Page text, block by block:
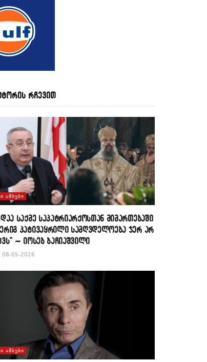
რჩევით
ᲐᲛᲑᲔᲑᲘ
საქმე საპატრიარქოსთან მიმართებაში
პატივაყრილი სამღვდელოება ჯერ არ
– იოსებ ბაჩიაშვილი
05-2026
ᲐᲛᲑᲔᲑᲘ